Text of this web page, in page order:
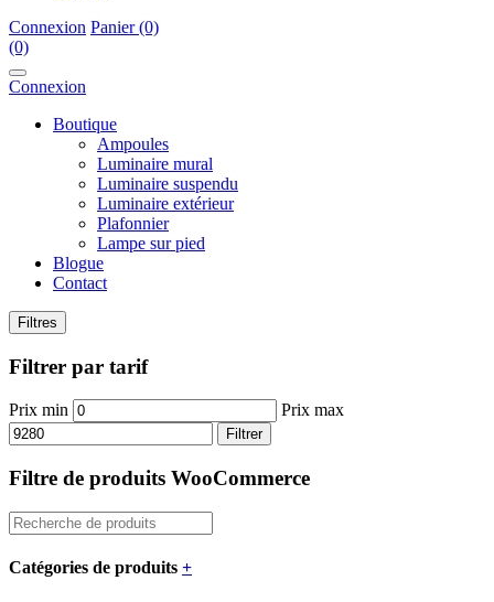
Connexion Panier (0)
(0)
Connexion
Boutique
Ampoules
Luminaire mural
Luminaire suspendu
Luminaire extérieur
Plafonnier
Lampe sur pied
Blogue
Contact
Filtres
Filtrer par tarif
Prix min Prix max
Filtrer
Filtre de produits WooCommerce
Catégories de produits +